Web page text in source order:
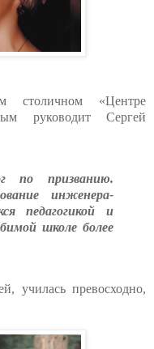
столичном «Центре
руководит Сергей
по призванию.
инженера-
педагогикой и
школе более
училась превосходно,